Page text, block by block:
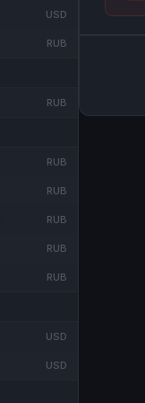
USD
RUB
RUB
RUB
RUB
RUB
RUB
RUB
USD
USD